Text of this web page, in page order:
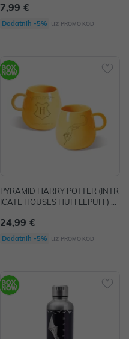
7,99 €
Dodatnih -5% uz PROMO KOD
PYRAMID HARRY POTTER (INTR
ICATE HOUSES HUFFLEPUFF) S
24,99 €
Dodatnih -5% uz PROMO KOD